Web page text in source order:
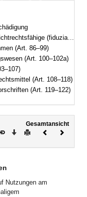
Stiftungen (Art. 84–85)
(Art. 86–99)
(Art. 100–102a)
(Art. 108–118)
(Art. 119–122)
Gesamtansicht
Download
DruckenVorheriges
Nutzungen am